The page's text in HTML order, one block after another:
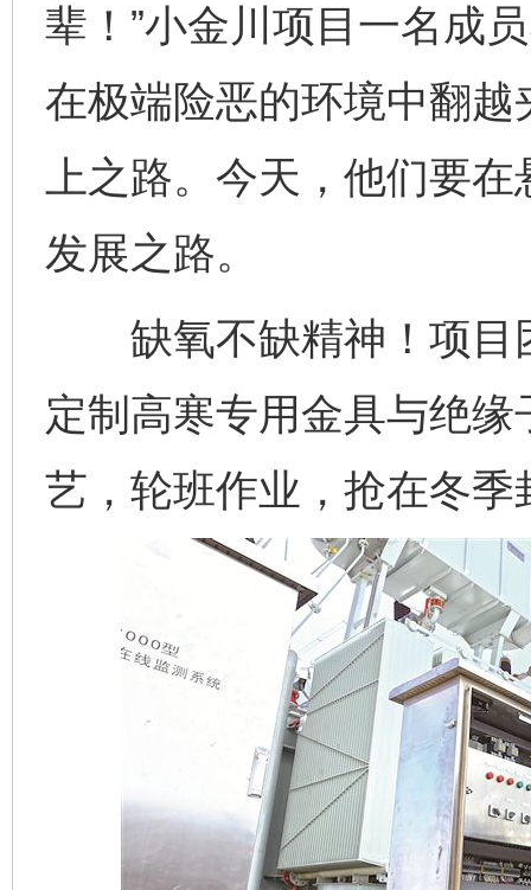
辈！”小金川项目一名成
在极端险恶的环境中翻
上之路。今天，他们要
发展之路。
缺氧不缺精神！项目
定制高寒专用金具与绝
艺，轮班作业，抢在冬